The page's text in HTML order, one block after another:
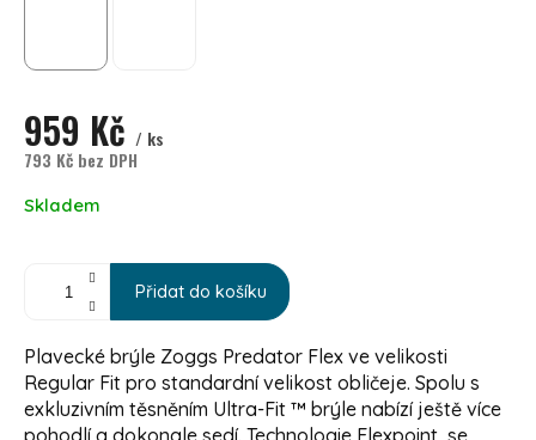
959 Kč / ks
793 Kč bez DPH
Měrná cena:
Skladem
Přidat do košíku
Plavecké brýle Zoggs Predator Flex ve velikosti
Regular Fit pro standardní velikost obličeje. Spolu s
exkluzivním těsněním Ultra-Fit ™ brýle nabízí ještě více